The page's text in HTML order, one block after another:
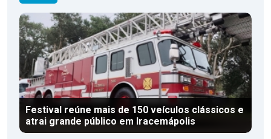
Festival reúne mais de 150 veículos clássicos e
atrai grande público em Iracemápolis